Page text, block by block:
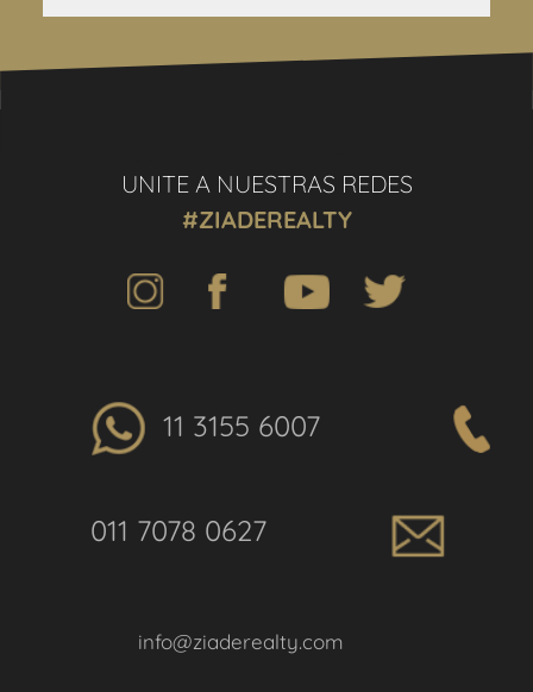
UNITE A NUESTRAS REDES
#ZIADEREALTY
11 3155 6007
011 7078 0627
info@ziaderealty.com